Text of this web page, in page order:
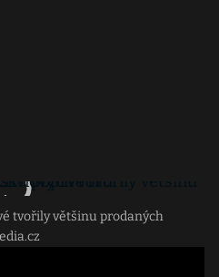
tvořily většinu prodaných